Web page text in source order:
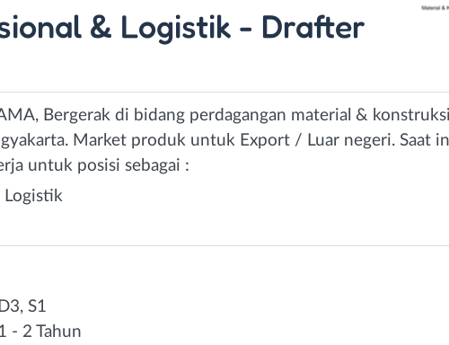
& Logistik - Drafter
Bergerak di bidang perdagangan material & konstruksi
Market produk untuk Export / Luar negeri. Saat
untuk posisi sebagai :
Logistik
D3, S1
- 2 Tahun